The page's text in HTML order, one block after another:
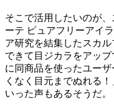
そこで活用したいのが
ーテ ピュアフリーアイ
ア研究を結集したスカ
できて目ジカラをアッ
に同商品を使ったユー
くなく目元までぬれる
いった声もあるそうだ。